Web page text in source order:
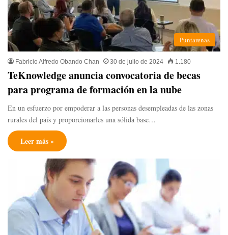
Puntarenas
Fabricio Alfredo Obando Chan 30 de julio de 2024 1.180
TeKnowledge anuncia convocatoria de becas
para programa de formación en la nube
En un esfuerzo por empoderar a las personas desempleadas de las zonas
rurales del país y proporcionarles una sólida base…
Leer más »